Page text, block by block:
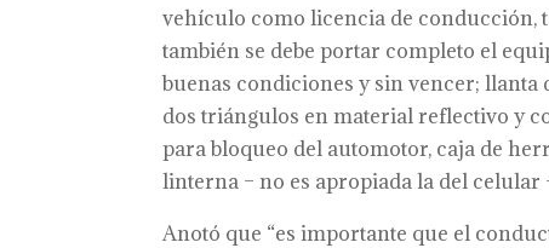
vehículo como licencia de conducción,
también se debe portar completo el
buenas condiciones y sin vencer; llanta
dos triángulos en material reflectivo y
para bloqueo del automotor, caja de
linterna – no es apropiada la del celular
Anotó que “es importante que el